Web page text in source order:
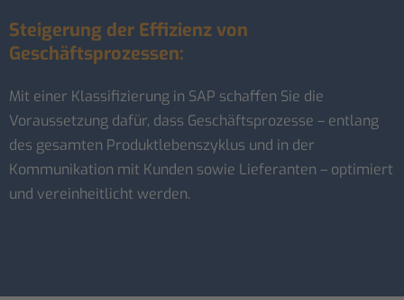
Steigerung der Effizienz von
Geschäftsprozessen:
Mit einer Klassifizierung in SAP schaffen Sie die
Voraussetzung dafür, dass Geschäftsprozesse – entlang
des gesamten Produktlebenszyklus und in der
Kommunikation mit Kunden sowie Lieferanten – optimiert
und vereinheitlicht werden.